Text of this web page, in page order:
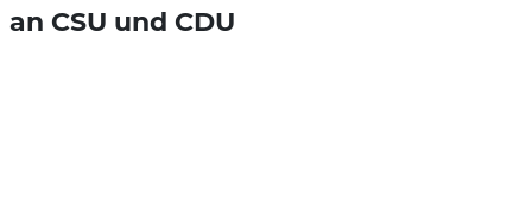
an CSU und CDU